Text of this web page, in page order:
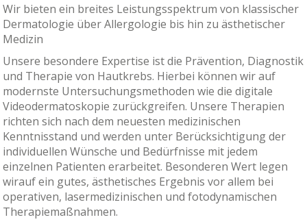
Wir bieten ein breites Leistungsspektrum von klassischer
Dermatologie über Allergologie bis hin zu ästhetischer
Medizin
Unsere besondere Expertise ist die Prävention, Diagnostik
und Therapie von Hautkrebs. Hierbei können wir auf
modernste Untersuchungsmethoden wie die digitale
Videodermatoskopie zurückgreifen. Unsere Therapien
richten sich nach dem neuesten medizinischen
Kenntnisstand und werden unter Berücksichtigung der
individuellen Wünsche und Bedürfnisse mit jedem
einzelnen Patienten erarbeitet. Besonderen Wert legen
wirauf ein gutes, ästhetisches Ergebnis vor allem bei
operativen, lasermedizinischen und fotodynamischen
Therapiemaßnahmen.